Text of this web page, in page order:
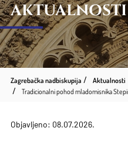
AKTUALNOSTI
Zagrebačka nadbiskupija
Aktualnosti
Tradicionalni pohod mladomisnika
Objavljeno: 08.07.2026.